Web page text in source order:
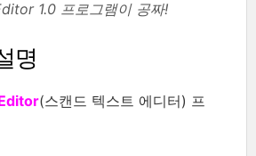
1.0 프로그램이 공짜!
명
(스캔드 텍스트 에디터) 프